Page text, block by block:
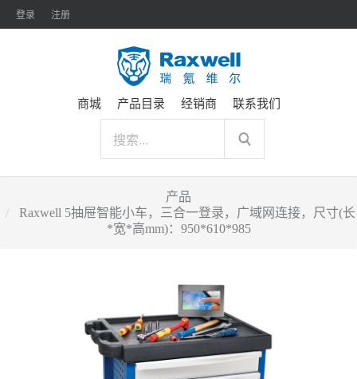
登录 注册
商城 产品目录 经销商 联系我们
产品
Raxwell 5抽屉智能小车，三合一登录，广域网连接，尺寸(长
*宽*高mm)：950*610*985